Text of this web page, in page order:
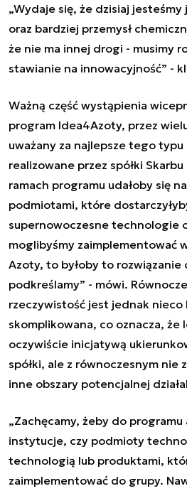
„Wydaje się, że dzisiaj
oraz bardziej przemysł
że nie ma innej drogi - musimy
stawianie na innowacyjność” -
Ważną część wystąpienia
program Idea4Azoty, przez
uważany za najlepsze tego
realizowane przez spółki
ramach programu udałoby się
podmiotami, które
supernowoczesne technologie
moglibyśmy zaimplementować
Azoty, to byłoby to
podkreślamy” - mówi.
rzeczywistość jest jednak nieco
skomplikowana, co oznacza, że
oczywiście inicjatywą
spółki, ale z równoczesnym nie
inne obszary potencjalnej
„Zachęcamy, żeby do programu
instytucje, czy podmioty
technologią lub produktami,
zaimplementować do grupy.